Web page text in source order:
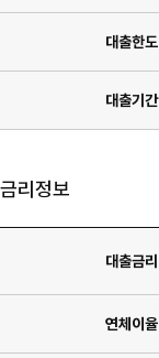
대출한도
대출기간
금리정보
대출금리
연체이율